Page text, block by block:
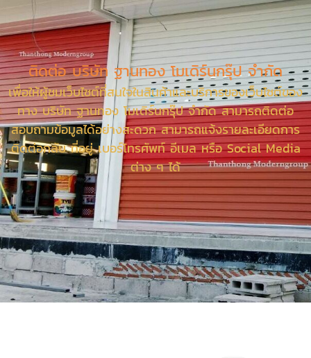
ติดต่อ บริษัท ฐานทอง โมเดิร์นกรุ๊ป จำกัด
เพื่อให้ผู้ชมเว็บไซต์ที่สนใจในสินค้าและบริการของเว็บไซต์ของ
ทาง บริษัท ฐานทอง โมเดิร์นกรุ๊ป จำกัด สามารถติดต่อ
สอบถามข้อมูลได้อย่างสะดวก สามารถแจ้งรายละเอียดการ
ติดต่อกลับ ที่อยู่ เบอร์โทรศัพท์ อีเมล หรือ Social Media
ต่าง ๆ ได้